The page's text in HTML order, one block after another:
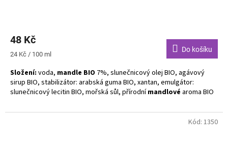
48 Kč
Měrná
24 Kč / 100 ml
Do košíku
Složení: voda, mandle BIO 7%, slunečnicový olej BIO, agávový
sirup BIO, stabilizátor: arabská guma BIO, xantan, emulgátor:
slunečnicový lecitin BIO, mořská sůl, přírodnímandlové aroma BIO
Kód: 1350